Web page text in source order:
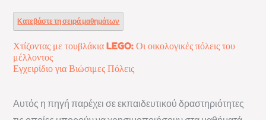
Κατεβάστε τη σειρά μαθημάτων
Χτίζοντας με τουβλάκια LEGO: Οι οικολογικές πόλεις του
μέλλοντος
Εγχειρίδιο για Βιώσιμες Πόλεις
Αυτός η πηγή παρέχει σε εκπαιδευτικού δραστηριότητες